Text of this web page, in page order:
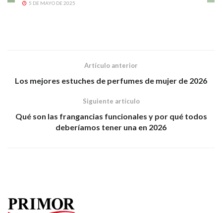
5 DE MAYO DE 2025
Artículo anterior
Los mejores estuches de perfumes de mujer de 2026
Siguiente artículo
Qué son las frangancias funcionales y por qué todos
deberíamos tener una en 2026